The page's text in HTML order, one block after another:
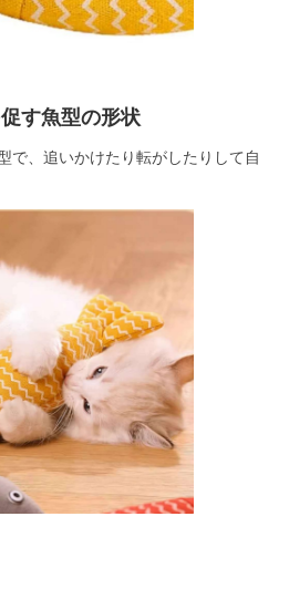
す魚型の形状
で、追いかけたり転がしたりして自